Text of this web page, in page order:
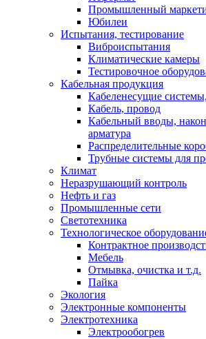
Промышленный
Юбилеи
Испытания, тестирование
Виброиспытания
Климатические камеры
Тестировочное
Кабельная продукция
Кабеленесущие
Кабель, провод
Кабельный вводы,
арматура
Распределительные
Трубные системы для
Климат
Неразрушающий контроль
Нефть и газ
Промышленные сети
Светотехника
Технологическое
Контрактное
Мебель
Отмывка, очистка и т.д.
Пайка
Экология
Электронные компоненты
Электротехника
Электрообогрев